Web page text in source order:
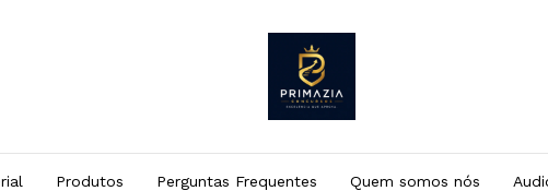
Produtos Perguntas Frequentes Quem somos nós